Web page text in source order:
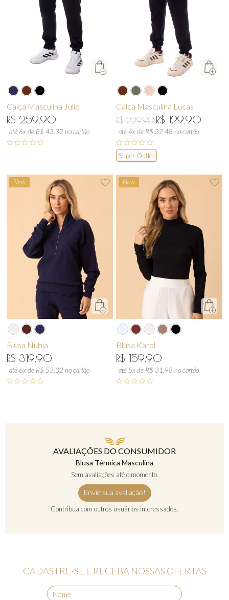
Calça Masculina Julio
R$ 259,90
até 6x de R$ 43,32 no cartão
Calça Masculina Lucas
R$ 229,90 R$ 129,90
até 4x de R$ 32,48 no cartão
Super Outlet
New
Blusa Nubia
R$ 319,90
até 6x de R$ 53,32 no cartão
New
Blusa Karol
R$ 159,90
até 5x de R$ 31,98 no cartão
AVALIAÇÕES DO CONSUMIDOR
Blusa Térmica Masculina
Sem avaliações até o momento.
Envie sua avaliação!
Contribua com outros usuários interessados.
CADASTRE-SE E RECEBA NOSSAS OFERTAS